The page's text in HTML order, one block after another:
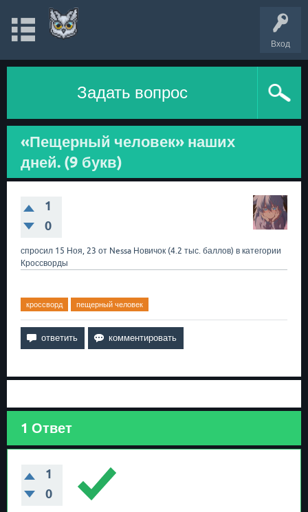
Вход
Задать вопрос
«Пещерный человек» наших
дней. (9 букв)
1
0
спросил 15 Ноя, 23 от Nessa Новичок (4.2 тыс. баллов) в категории
Кроссворды
кроссворд пещерный человек
1 Ответ
1
0